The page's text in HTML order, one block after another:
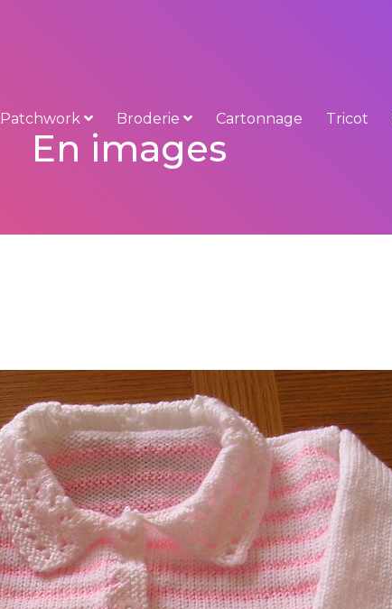
Patchwork Broderie Cartonnage Tricot
En images